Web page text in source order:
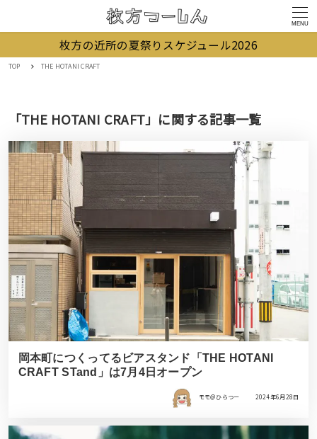
MENU
枚方の近所の夏祭りスケジュール2026
TOP THE HOTANI CRAFT
「THE HOTANI CRAFT」に関する記事一覧
岡本町につくってるビアスタンド「THE HOTANI
CRAFT STand」は7月4日オープン
モモ＠ひらつー 2024年6月28日